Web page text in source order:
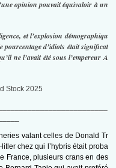
opinion pouvait équivaloir à un
et l’explosion démographiqu
pourcentage d’idiots était significat
ne l’avait été sous l’empereur A
Stock 2025
valant celles de Donald Tr
chez qui l’hybris était proba
France, plusieurs crans en des